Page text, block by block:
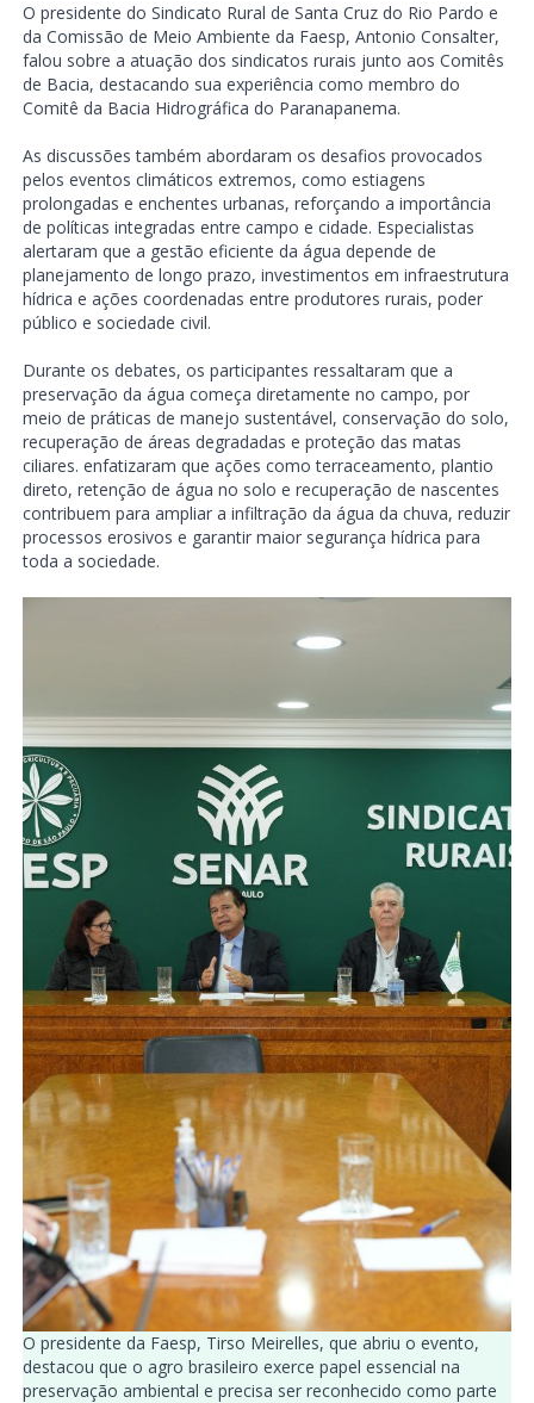
O presidente do Sindicato Rural de Santa Cruz do Rio Pardo e
da Comissão de Meio Ambiente da Faesp, Antonio Consalter,
falou sobre a atuação dos sindicatos rurais junto aos Comitês
de Bacia, destacando sua experiência como membro do
Comitê da Bacia Hidrográfica do Paranapanema.
As discussões também abordaram os desafios provocados
pelos eventos climáticos extremos, como estiagens
prolongadas e enchentes urbanas, reforçando a importância
de políticas integradas entre campo e cidade. Especialistas
alertaram que a gestão eficiente da água depende de
planejamento de longo prazo, investimentos em infraestrutura
hídrica e ações coordenadas entre produtores rurais, poder
público e sociedade civil.
Durante os debates, os participantes ressaltaram que a
preservação da água começa diretamente no campo, por
meio de práticas de manejo sustentável, conservação do solo,
recuperação de áreas degradadas e proteção das matas
ciliares. enfatizaram que ações como terraceamento, plantio
direto, retenção de água no solo e recuperação de nascentes
contribuem para ampliar a infiltração da água da chuva, reduzir
processos erosivos e garantir maior segurança hídrica para
toda a sociedade.
O presidente da Faesp, Tirso Meirelles, que abriu o evento,
destacou que o agro brasileiro exerce papel essencial na
preservação ambiental e precisa ser reconhecido como parte